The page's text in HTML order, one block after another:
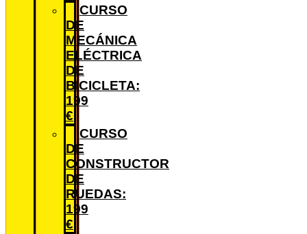
CURSO
DE
MECÁNICA
ELÉCTRICA
DE
BICICLETA:
199
€
CURSO
DE
CONSTRUCTOR
DE
RUEDAS:
199
€